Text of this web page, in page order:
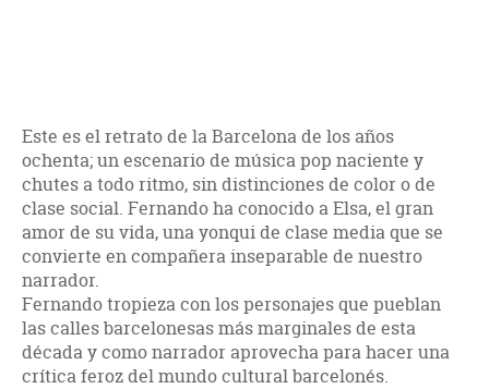
Este es el retrato de la Barcelona de los años
ochenta; un escenario de música pop naciente y
chutes a todo ritmo, sin distinciones de color o de
clase social. Fernando ha conocido a Elsa, el gran
amor de su vida, una yonqui de clase media que se
convierte en compañera inseparable de nuestro
narrador.
Fernando tropieza con los personajes que pueblan
las calles barcelonesas más marginales de esta
década y como narrador aprovecha para hacer una
crítica feroz del mundo cultural barcelonés.